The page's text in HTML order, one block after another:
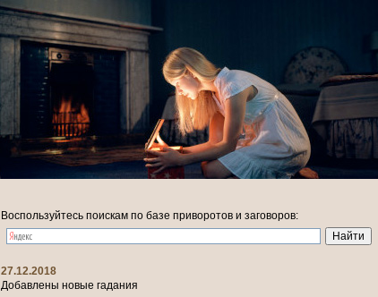
Воспользуйтесь поискам по базе приворотов и заговоров:
27.12.2018
Добавлены новые гадания